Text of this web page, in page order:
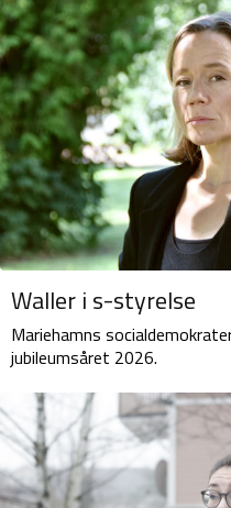
Waller i s-styrelse
Mariehamns
jubileumsåret 2026.